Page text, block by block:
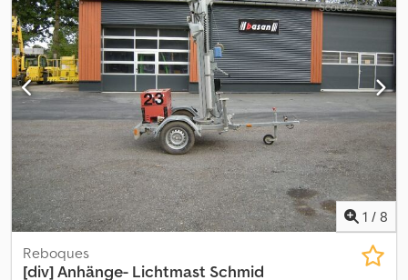
1 / 8
Reboques
[div]Anhänge- Lichtmast Schmid